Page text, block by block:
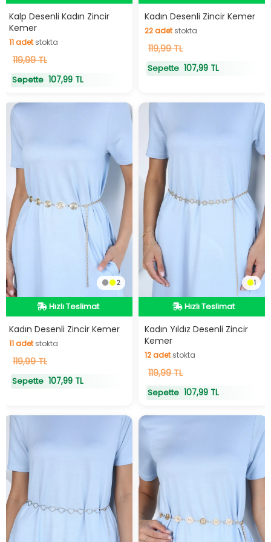
Hızlı Teslimat
Kalp Desenli Kadın Zincir
Kemer
11adetstokta
11adetstokta
119,99 TL
Sepette 107,99 TL
Hızlı Teslimat
Kadın Desenli Zincir Kemer
22adetstokta
22adetstokta
119,99 TL
Sepette 107,99 TL
2
Hızlı Teslimat
Hızlı Teslimat
Kadın Desenli Zincir Kemer
11adetstokta
11adetstokta
119,99 TL
Sepette 107,99 TL
1
Hızlı Teslimat
Hızlı Teslimat
Kadın Yıldız Desenli Zincir
Kemer
12adetstokta
12adetstokta
119,99 TL
Sepette 107,99 TL